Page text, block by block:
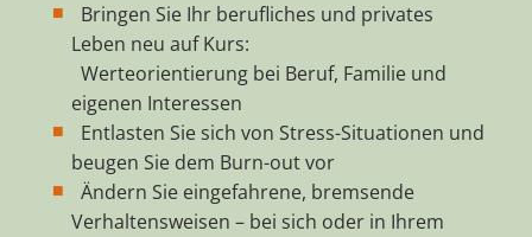
Bringen Sie Ihr berufliches und privates
Leben neu auf Kurs:
Werteorientierung bei Beruf, Familie und
eigenen Interessen
Entlasten Sie sich von Stress-Situationen und
beugen Sie dem Burn-out vor
Ändern Sie eingefahrene, bremsende
Verhaltensweisen – bei sich oder in Ihrem